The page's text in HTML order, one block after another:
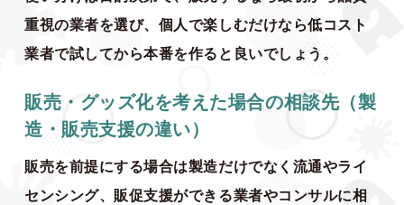
重視の業者を選び、個人で楽しむだけなら低コスト
業者で試してから本番を作ると良いでしょう。
販売・グッズ化を考えた場合の相談先（製
造・販売支援の違い）
販売を前提にする場合は製造だけでなく流通やライ
センシング、販促支援ができる業者やコンサルに相